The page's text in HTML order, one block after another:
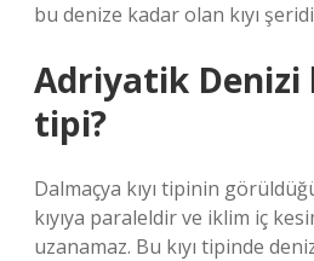
bu denize kadar olan kıyı
Adriyatik Denizi
tipi?
Dalmaçya kıyı tipinin
kıyıya paraleldir ve iklim iç
uzanamaz. Bu kıyı tipinde